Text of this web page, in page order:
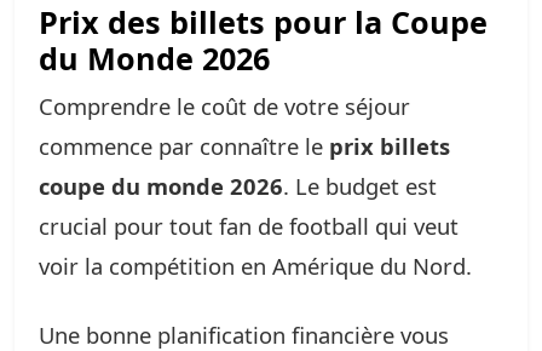
Prix des billets pour la Coupe
du Monde 2026
Comprendre le coût de votre séjour
commence par connaître le prix billets
coupe du monde 2026. Le budget est
crucial pour tout fan de football qui veut
voir la compétition en Amérique du Nord.
Une bonne planification financière vous